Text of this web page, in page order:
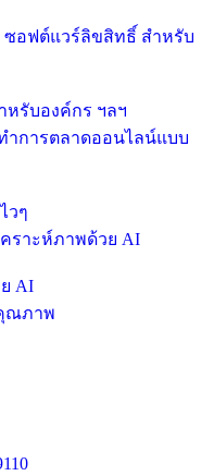
รับองค์กร ฯลฯ
วๆ
AI